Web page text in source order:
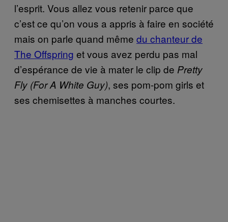
l’esprit. Vous allez vous retenir parce que
c’est ce qu’on vous a appris à faire en société
mais on parle quand même du chanteur de
The Offspring et vous avez perdu pas mal
d’espérance de vie à mater le clip de Pretty
Fly (For A White Guy), ses pom-pom girls et
ses chemisettes à manches courtes.